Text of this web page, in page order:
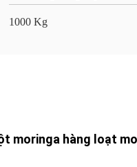
1000 Kg
moringa hàng loạt